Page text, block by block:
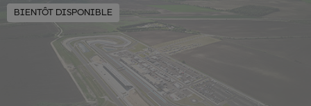
BIENTÔT DISPONIBLE